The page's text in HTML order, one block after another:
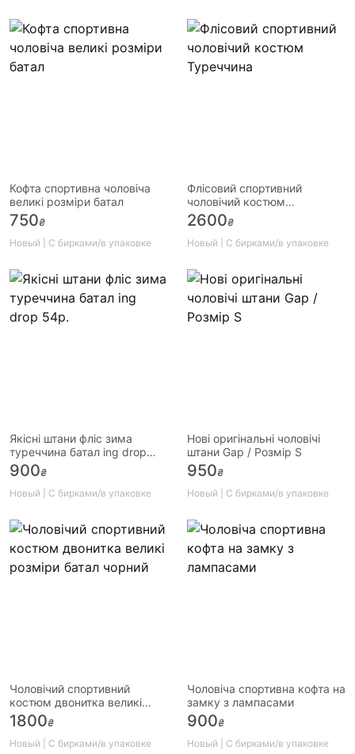
Кофта спортивна чоловіча
великі розміри батал
750₴
Новый | С бирками/в упаковке
Флісовий спортивний
чоловічий костюм
Туреччина
2600₴
Новый | С бирками/в упаковке
Якісні штани фліс зима
туреччина батал ing drop
54р.
900₴
Новый | С бирками/в упаковке
Нові оригінальні чоловічі
штани Gap / Розмір S
950₴
Новый | С бирками/в упаковке
Чоловічий спортивний
костюм двонитка великі
розміри батал чорний
1800₴
Новый | С бирками/в упаковке
Чоловіча спортивна кофта на
замку з лампасами
900₴
Новый | С бирками/в упаковке